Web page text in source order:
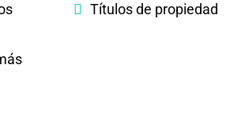
Títulos de propiedad